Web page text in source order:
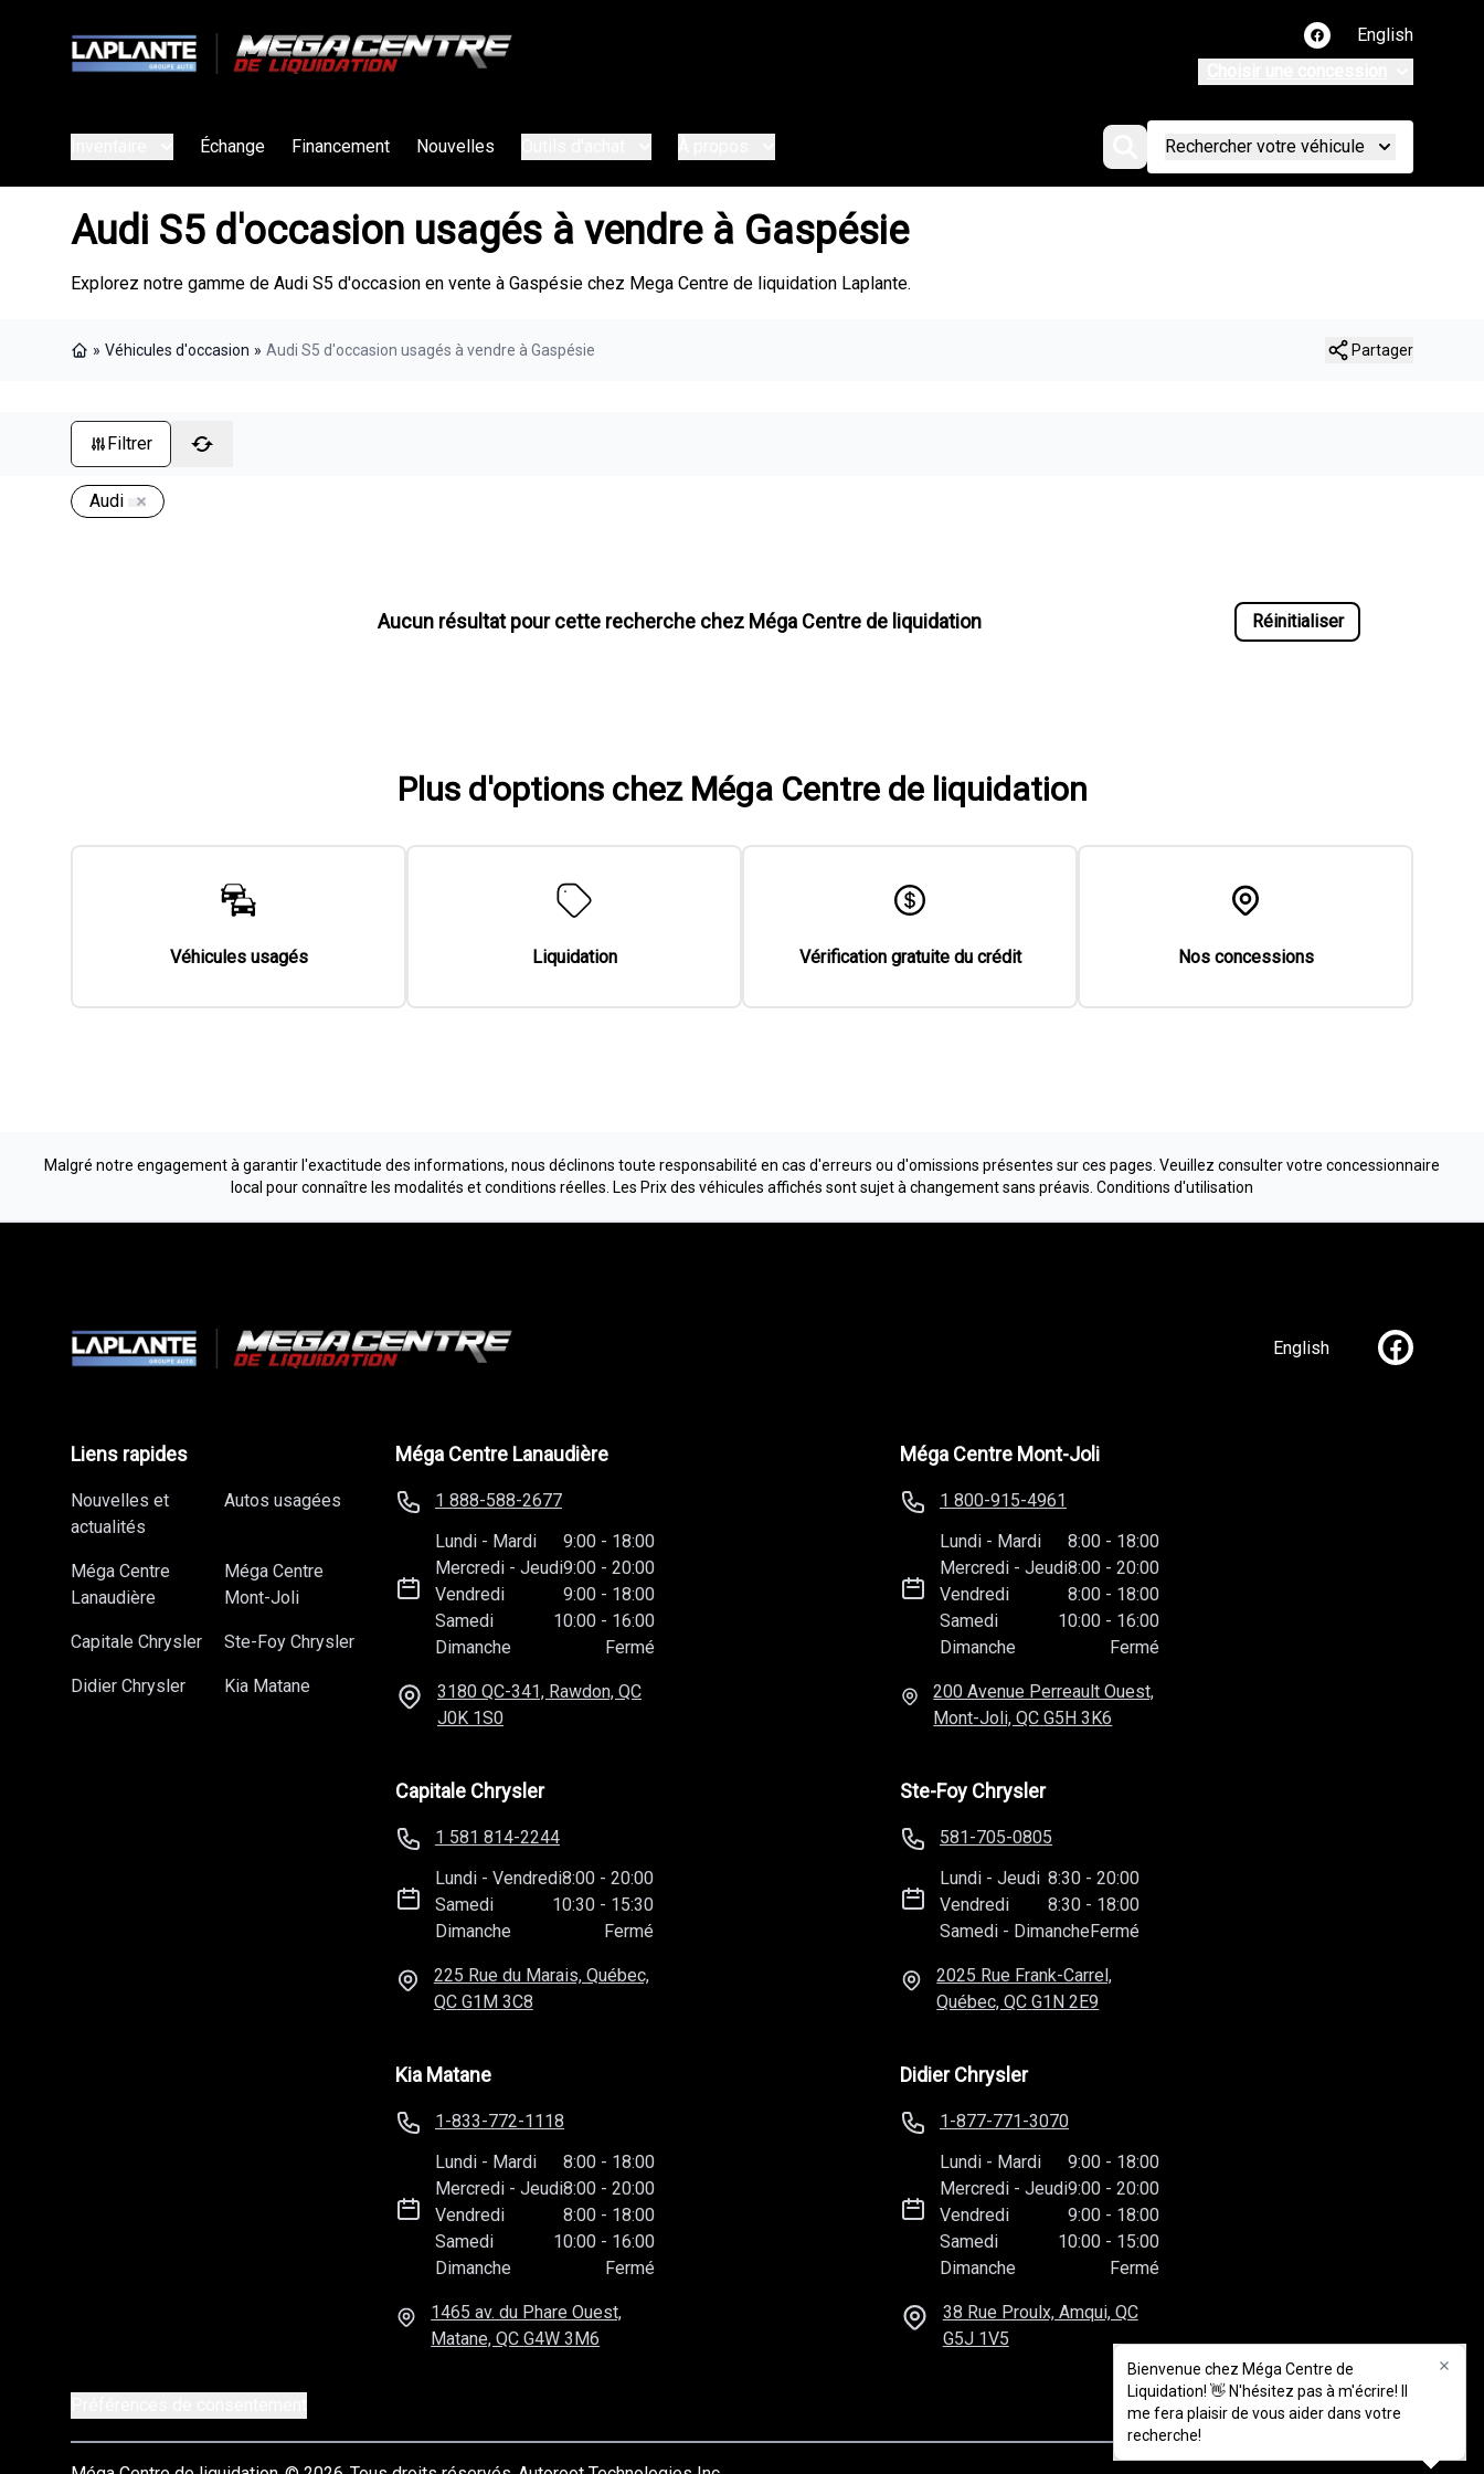
Lien vers notre page
English
Échange Financement Nouvelles Rechercher votre véhicule
Audi S5 d'occasion usagés à vendre à Gaspésie
Explorez notre gamme de Audi S5 d'occasion en vente à Gaspésie chez Mega Centre de liquidation Laplante.
» Véhicules d'occasion » Audi S5 d'occasion usagés à vendre à Gaspésie Partager
Bienvenue chez Méga Centre de
Liquidation! 👋 N'hésitez pas à m'écrire! Il
me fera plaisir de vous aider dans votre
recherche!
Filtrer
Audi
Aucun résultat pour cette recherche chez Méga Centre de liquidation Réinitialiser
Plus d'options chez Méga Centre de liquidation
Véhicules usagés Liquidation Vérification gratuite du crédit Nos concessions
Malgré notre engagement à garantir l'exactitude des informations, nous déclinons toute responsabilité en cas d'erreurs ou d'omissions présentes sur ces pages. Veuillez consulter votre concessionnaire
local pour connaître les modalités et conditions réelles. Les Prix des véhicules affichés sont sujet à changement sans préavis. Conditions d'utilisation
English Lien vers
Liens rapides
Nouvelles et
actualités
Autos usagées
Méga Centre
Lanaudière
Méga Centre
Mont-Joli
Capitale Chrysler Ste-Foy Chrysler
Didier Chrysler Kia Matane
Méga Centre Lanaudière
1 888-588-2677
Lundi - Mardi 9:00 - 18:00
Mercredi -Jeudi9:00 - 20:00
Vendredi
9:00 - 18:00
Samedi
10:00 - 16:00
Dimanche
Fermé
3180 QC-341, Rawdon, QC
J0K 1S0
Méga Centre Mont-Joli
1 800-915-4961
Lundi - Mardi 8:00 - 18:00
Mercredi - Jeudi8:00 - 20:00
Vendredi
8:00 - 18:00
Samedi
10:00 - 16:00
Dimanche
Fermé
200 Avenue Perreault Ouest,
Mont-Joli, QC G5H 3K6
Capitale Chrysler
1 581 814-2244
Lundi -Vendredi8:00 - 20:00
Samedi
10:30 - 15:30
Dimanche
Fermé
225 Rue du Marais, Québec,
QC G1M 3C8
Ste-Foy Chrysler
581-705-0805
Lundi - Jeudi 8:30 - 20:00
Vendredi
8:30 - 18:00
Samedi - DimancheFermé
2025 Rue Frank-Carrel,
Québec, QC G1N 2E9
Kia Matane
1-833-772-1118
Lundi - Mardi 8:00 - 18:00
Mercredi -Jeudi8:00 - 20:00
Vendredi
8:00 - 18:00
Samedi
10:00 - 16:00
Dimanche
Fermé
1465 av. du Phare Ouest,
Matane, QC G4W 3M6
Didier Chrysler
1-877-771-3070
Lundi - Mardi 9:00 - 18:00
Mercredi - Jeudi9:00 - 20:00
Vendredi
9:00 - 18:00
Samedi
10:00 - 15:00
Dimanche
Fermé
38 Rue Proulx, Amqui, QC
G5J 1V5
Bienvenue chez Méga Centre de
Liquidation! 👋 N'hésitez pas à m'écrire! Il
me fera plaisir de vous aider dans votre
recherche!